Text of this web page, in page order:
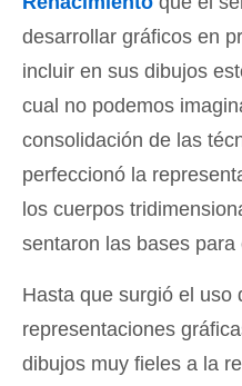
desarrollar gráficos en
incluir en sus dibujos
cual no podemos
consolidación de las
perfeccionó la
los cuerpos
sentaron las bases para
Hasta que surgió el uso
representaciones
dibujos muy fieles a la